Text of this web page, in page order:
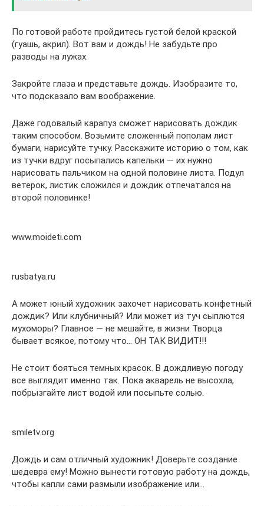
По готовой работе пройдитесь густой белой краской
(гуашь, акрил). Вот вам и дождь! Не забудьте про
разводы на лужах.
Закройте глаза и представьте дождь. Изобразите то,
что подсказало вам воображение.
Даже годовалый карапуз сможет нарисовать дождик
таким способом. Возьмите сложенный пополам лист
бумаги, нарисуйте тучку. Расскажите историю о том, как
из тучки вдруг посыпались капельки — их нужно
нарисовать пальчиком на одной половине листа. Подул
ветерок, листик сложился и дождик отпечатался на
второй половинке!
www.moideti.com
rusbatya.ru
А может юный художник захочет нарисовать конфетный
дождик? Или клубничный? Или может из туч сыплются
мухоморы? Главное — не мешайте, в жизни Творца
бывает всякое, потому что… ОН ТАК ВИДИТ!!!
Не стоит бояться темных красок. В дождливую погоду
все выглядит именно так. Пока акварель не высохла,
побрызгайте лист водой или посыпьте солью.
smiletv.org
Дождь и сам отличный художник! Доверьте создание
шедевра ему! Можно вынести готовую работу на дождь,
чтобы капли сами размыли изображение или…